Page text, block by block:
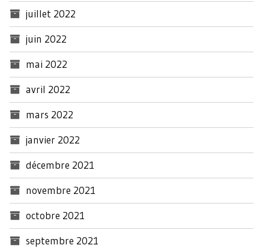
juillet 2022
juin 2022
mai 2022
avril 2022
mars 2022
janvier 2022
décembre 2021
novembre 2021
octobre 2021
septembre 2021